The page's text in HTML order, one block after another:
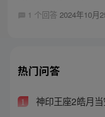
1 个回答 2024年10月
热门问答
1 神印王座2皓月